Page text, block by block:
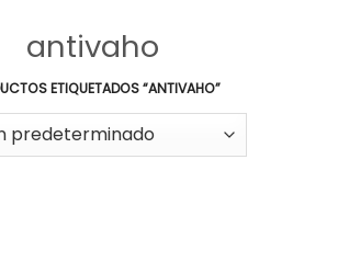
antivaho
ETIQUETADOS “ANTIVAHO”